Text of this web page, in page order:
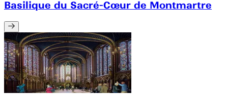
Basilique du Sacré-Cœur de Montmartre